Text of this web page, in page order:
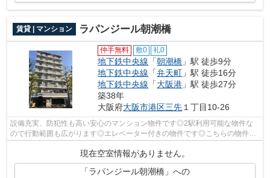
賃貸 | マンション ラパンジール朝潮橋
仲手無料 敷0 礼0
地下鉄中央線 「朝潮橋 」駅 徒歩9分
地下鉄中央線 「弁天町 」駅 徒歩16分
地下鉄中央線 「大阪港 」駅 徒歩27分
築38年
大阪府大阪市港区三先 １丁目10-26
設備充実、防犯性も高い安心のマンション物件です◎2駅利用可能な物件な
ので行動範囲も広がります◎エレベーター付きの物件です◎こちらの物件か
現在空室情報がありません。
「ラパンジール朝潮橋」への